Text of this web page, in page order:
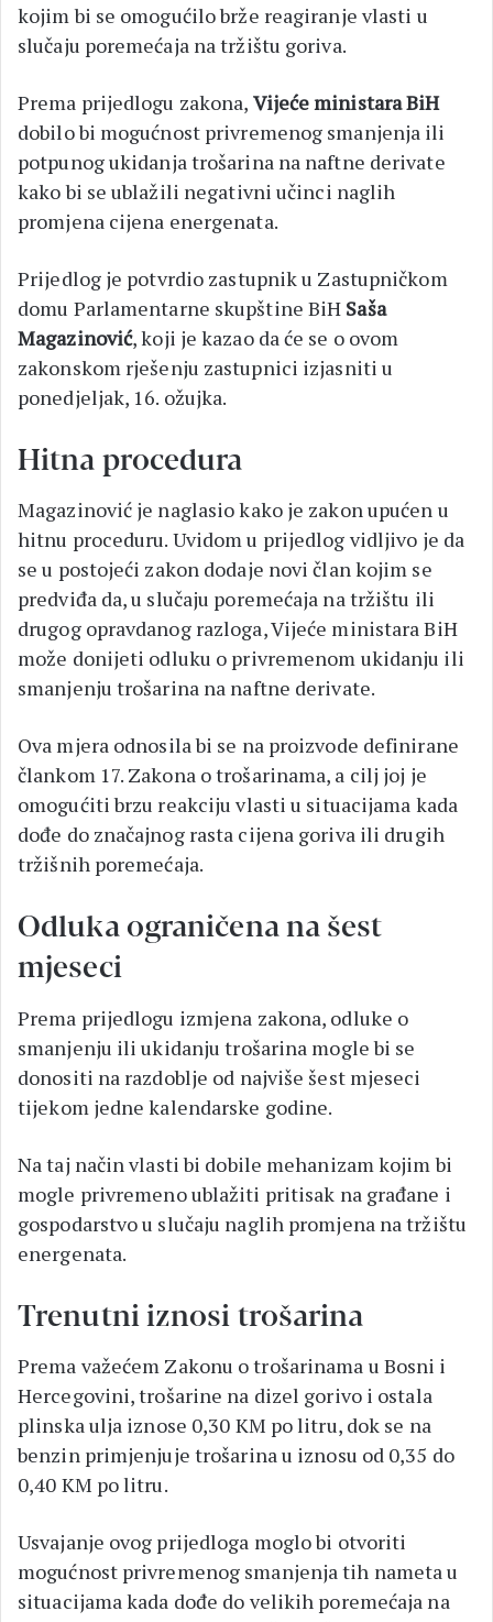
kojim bi se omogućilo brže reagiranje vlasti u
slučaju poremećaja na tržištu goriva.
Prema prijedlogu zakona, Vijeće ministara BiH
dobilo bi mogućnost privremenog smanjenja ili
potpunog ukidanja trošarina na naftne derivate
kako bi se ublažili negativni učinci naglih
promjena cijena energenata.
Prijedlog je potvrdio zastupnik u Zastupničkom
domu Parlamentarne skupštine BiH Saša
Magazinović, koji je kazao da će se o ovom
zakonskom rješenju zastupnici izjasniti u
ponedjeljak, 16. ožujka.
Hitna procedura
Magazinović je naglasio kako je zakon upućen u
hitnu proceduru. Uvidom u prijedlog vidljivo je da
se u postojeći zakon dodaje novi član kojim se
predviđa da, u slučaju poremećaja na tržištu ili
drugog opravdanog razloga, Vijeće ministara BiH
može donijeti odluku o privremenom ukidanju ili
smanjenju trošarina na naftne derivate.
Ova mjera odnosila bi se na proizvode definirane
člankom 17. Zakona o trošarinama, a cilj joj je
omogućiti brzu reakciju vlasti u situacijama kada
dođe do značajnog rasta cijena goriva ili drugih
tržišnih poremećaja.
Odluka ograničena na šest
mjeseci
Prema prijedlogu izmjena zakona, odluke o
smanjenju ili ukidanju trošarina mogle bi se
donositi na razdoblje od najviše šest mjeseci
tijekom jedne kalendarske godine.
Na taj način vlasti bi dobile mehanizam kojim bi
mogle privremeno ublažiti pritisak na građane i
gospodarstvo u slučaju naglih promjena na tržištu
energenata.
Trenutni iznosi trošarina
Prema važećem Zakonu o trošarinama u Bosni i
Hercegovini, trošarine na dizel gorivo i ostala
plinska ulja iznose 0,30 KM po litru, dok se na
benzin primjenjuje trošarina u iznosu od 0,35 do
0,40 KM po litru.
Usvajanje ovog prijedloga moglo bi otvoriti
mogućnost privremenog smanjenja tih nameta u
situacijama kada dođe do velikih poremećaja na